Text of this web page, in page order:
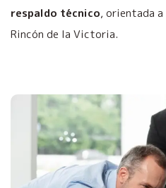
respaldo técnico, orientada
Rincón de la Victoria.